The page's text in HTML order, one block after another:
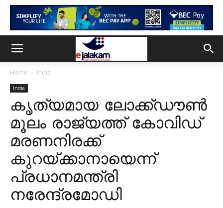
Home India
India
കൃത്യമായ ലോക്ക്ഡൗൺ
മൂലം രാജ്യത്ത് കോവിഡ്
മരണനിരക്ക്
കുറയ്ക്കാനായെന്ന്
പ്രധാനമന്ത്രി
നരേന്ദ്രമോഡി